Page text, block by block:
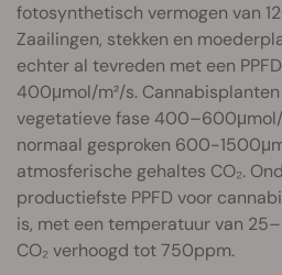
fotosynthetisch vermogen van
Zaailingen, stekken en
echter al tevreden met een
400μmol/m²/s.
vegetatieve fase
normaal gesproken 600-
atmosferische gehaltes CO₂.
productiefste PPFD voor
is, met een temperatuur van
CO₂ verhoogd tot 750ppm.